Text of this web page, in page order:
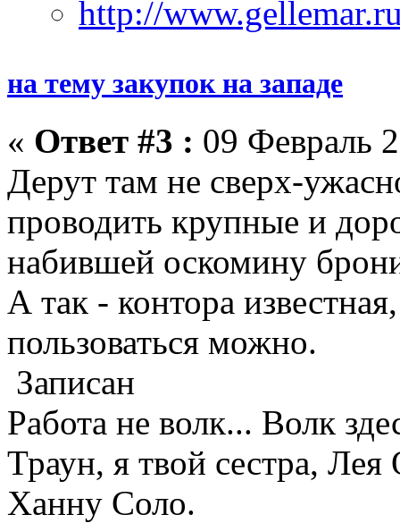
на тему закупок на западе
« Ответ #3 : 09 Февраль
Дерут там не сверх-
проводить крупные и
набившей оскомину
А так - контора
пользоваться можно.
Записан
Работа не волк... Волк
Траун, я твой сестра,
Ханну Соло.